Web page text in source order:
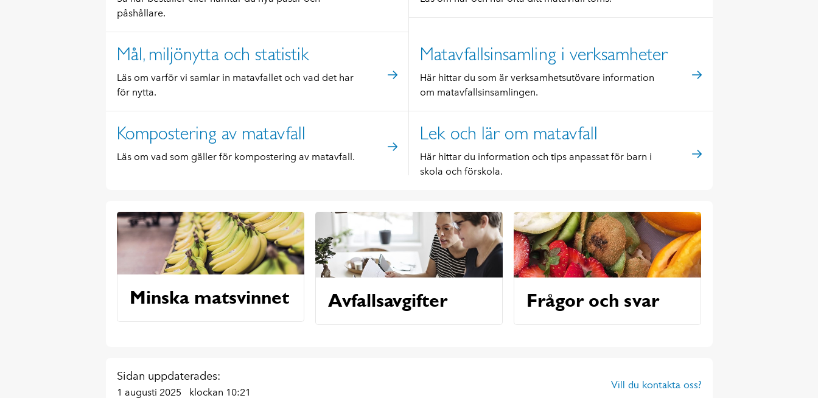
påshållare.
Mål, miljönytta och statistik
Läs om varför vi samlar in matavfallet och vad det har
för nytta.
Matavfallsinsamling i verksamheter
Här hittar du som är verksamhetsutövare information
om matavfallsinsamlingen.
Kompostering av matavfall
Läs om vad som gäller för kompostering av matavfall.
Lek och lär om matavfall
Här hittar du information och tips anpassat för barn i
skola och förskola.
Minska matsvinnet Avfallsavgifter Frågor och svar
Sidan uppdaterades:
1 augusti 2025 klockan 10:21
Vill du kontakta oss?